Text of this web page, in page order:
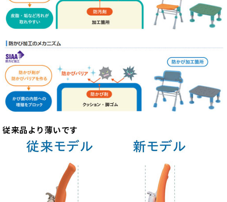
従来品より薄いです